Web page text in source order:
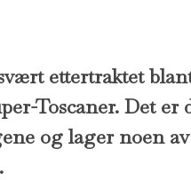
ettertraktet
Toscaner. Det
og lager noen